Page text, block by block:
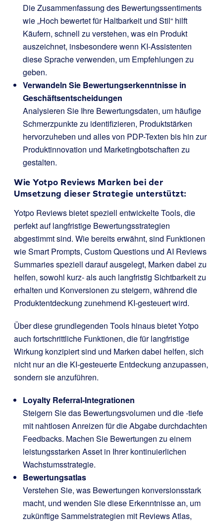
Die Zusammenfassung des Bewertungssentiments
wie „Hoch bewertet für Haltbarkeit und Stil“ hilft
Käufern, schnell zu verstehen, was ein Produkt
auszeichnet, insbesondere wenn KI-Assistenten
diese Sprache verwenden, um Empfehlungen zu
geben.
Verwandeln Sie Bewertungserkenntnisse in
Geschäftsentscheidungen
Analysieren Sie Ihre Bewertungsdaten, um häufige
Schmerzpunkte zu identifizieren, Produktstärken
hervorzuheben und alles von PDP-Texten bis hin zur
Produktinnovation und Marketingbotschaften zu
gestalten.
Wie Yotpo Reviews Marken bei der
Umsetzung dieser Strategie unterstützt:
Yotpo Reviews bietet speziell entwickelte Tools, die
perfekt auf langfristige Bewertungsstrategien
abgestimmt sind. Wie bereits erwähnt, sind Funktionen
wie Smart Prompts, Custom Questions und AI Reviews
Summaries speziell darauf ausgelegt, Marken dabei zu
helfen, sowohl kurz- als auch langfristig Sichtbarkeit zu
erhalten und Konversionen zu steigern, während die
Produktentdeckung zunehmend KI-gesteuert wird.
Über diese grundlegenden Tools hinaus bietet Yotpo
auch fortschrittliche Funktionen, die für langfristige
Wirkung konzipiert sind und Marken dabei helfen, sich
nicht nur an die KI-gesteuerte Entdeckung anzupassen,
sondern sie anzuführen.
Loyalty Referral-Integrationen
Steigern Sie das Bewertungsvolumen und die -tiefe
mit nahtlosen Anreizen für die Abgabe durchdachten
Feedbacks. Machen Sie Bewertungen zu einem
leistungsstarken Asset in Ihrer kontinuierlichen
Wachstumsstrategie.
Bewertungsatlas
Verstehen Sie, was Bewertungen konversionsstark
macht, und wenden Sie diese Erkenntnisse an, um
zukünftige Sammelstrategien mit Reviews Atlas,